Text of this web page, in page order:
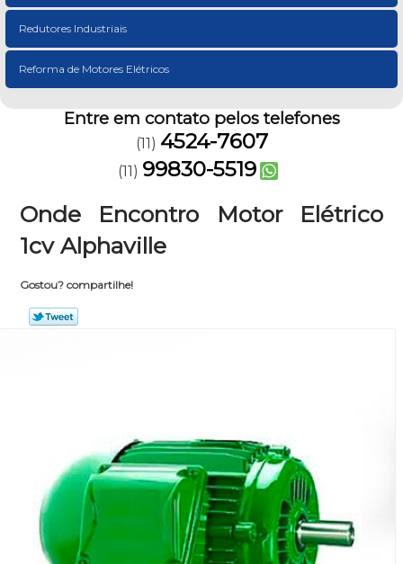
Redutores Industriais
Reforma de Motores Elétricos
Entre em contato pelos telefones
(11) 4524-7607
(11) 99830-5519
Onde Encontro Motor Elétrico
1cv Alphaville
Gostou? compartilhe!